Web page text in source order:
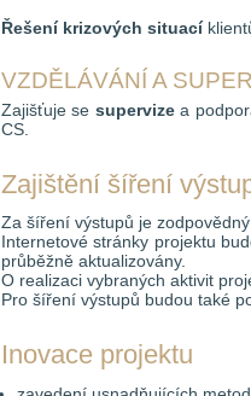
Řešení krizových situací
VZDĚLÁVÁNÍ A
Zajišťuje se supervizea
CS.
Zajištění šíření
Za šíření výstupů je
Internetové stránky projektu
průběžně aktualizovány.
O realizaci vybraných aktivit
Pro šíření výstupů budou také
Inovace projektu